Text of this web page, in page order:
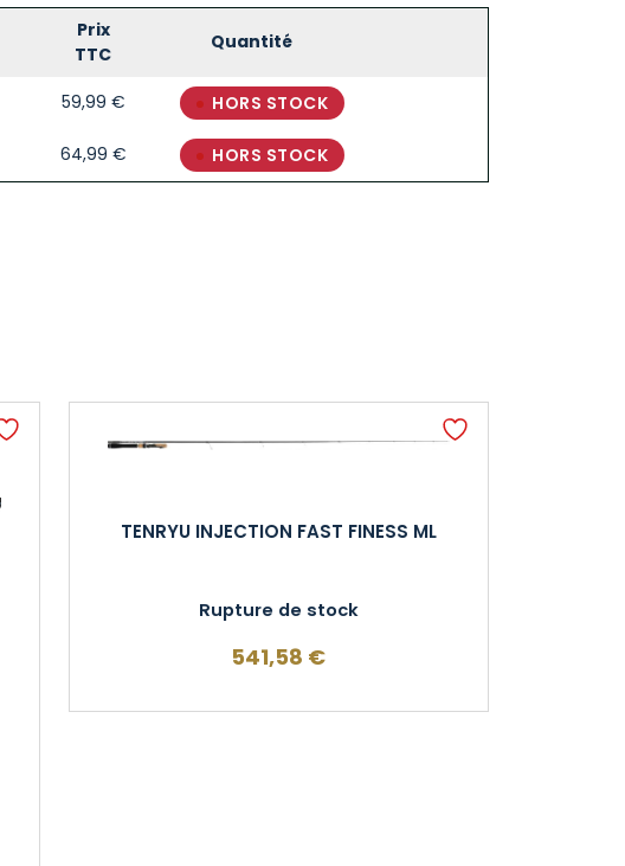
Prix
TTC
Quantité
59,99 € HORS STOCK
64,99 € HORS STOCK
TENRYU INJECTION FAST FINESS ML
Rupture de stock
541,58 €